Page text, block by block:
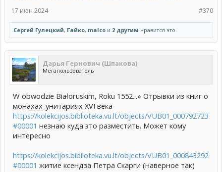
#370
17 июн 2024
Сергей Гулецкий, Гайко, malco и 2 другим нравится это.
Дарья Гернович (Шпакова)
Мегапользователь
W obwodzie Białoruskim, Roku 1552...» Отрывки из книг о
монахах-унитариях XVI века
https://kolekcijos.biblioteka.vu.lt/objects/VUB01_000792723
#00001 незнаю куда это разместить. Может кому
интересно
https://kolekcijos.biblioteka.vu.lt/objects/VUB01_000843292
#00001 житие ксендза Петра Скарги (наверное так)